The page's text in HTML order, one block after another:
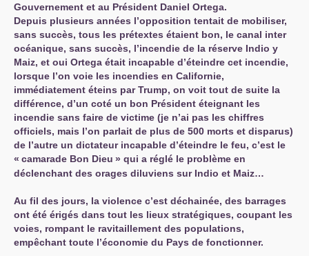
Gouvernement et au Président Daniel Ortega.
Depuis plusieurs années l’opposition tentait de mobiliser,
sans succès, tous les prétextes étaient bon, le canal inter
océanique, sans succès, l’incendie de la réserve Indio y
Maiz, et oui Ortega était incapable d’éteindre cet incendie,
lorsque l’on voie les incendies en Californie,
immédiatement éteins par Trump, on voit tout de suite la
différence, d’un coté un bon Président éteignant les
incendie sans faire de victime (je n’ai pas les chiffres
officiels, mais l’on parlait de plus de 500 morts et disparus)
de l’autre un dictateur incapable d’éteindre le feu, c’est le
« camarade Bon Dieu » qui a réglé le problème en
déclenchant des orages diluviens sur Indio et Maiz…
Au fil des jours, la violence c’est déchainée, des barrages
ont été érigés dans tout les lieux stratégiques, coupant les
voies, rompant le ravitaillement des populations,
empêchant toute l’économie du Pays de fonctionner.